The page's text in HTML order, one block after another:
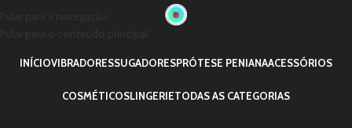
INÍCIOVIBRADORESSUGADORESPRÓTESE PENIANAACESSÓRIOS
COSMÉTICOSLINGERIETODAS AS CATEGORIAS